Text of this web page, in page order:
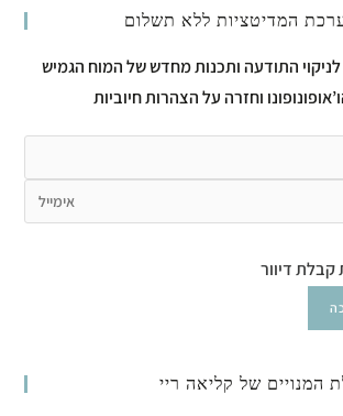
המדיטציות ללא תשלום
התודעה ותכנות מחדש של המוח הגמיש
וחזרה על הצהרות חיוביות
דיוור
המנויים של קליאה ריי